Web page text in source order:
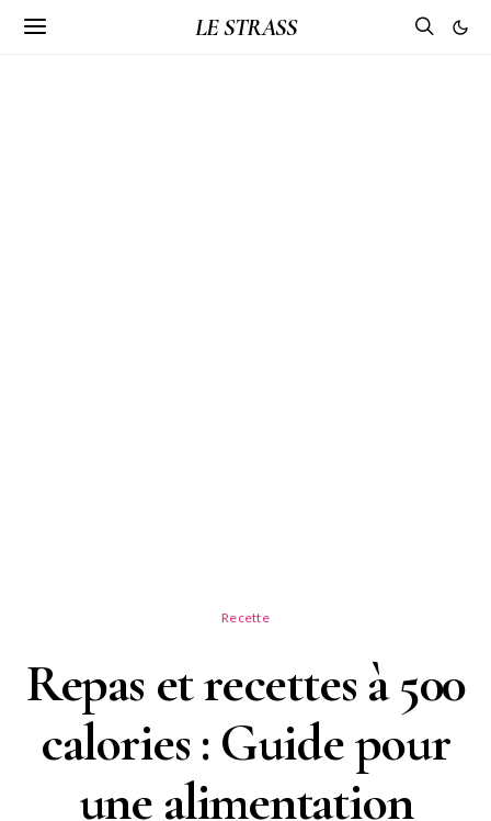
LE STRASS
Recette
Repas et recettes à 500
calories : Guide pour
une alimentation